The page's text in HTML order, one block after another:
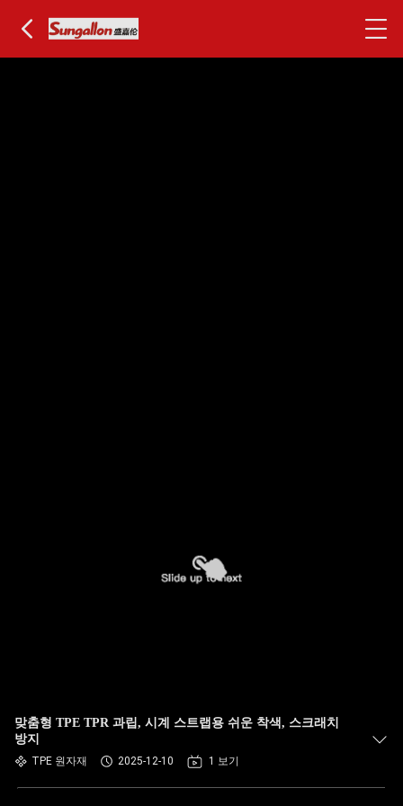
맞춤형 TPE TPR 과립, 시계 스트랩용 쉬운 착색, 스크래치
방지
TPE 원자재 2025-12-10 1 보기